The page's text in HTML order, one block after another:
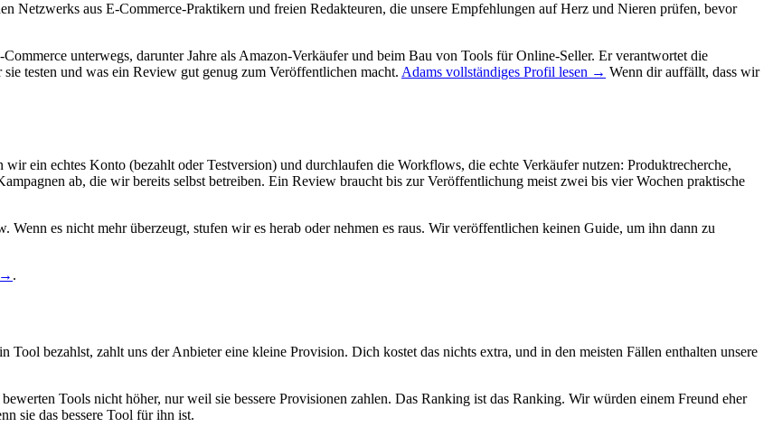
Netzwerks aus E-Commerce-Praktikern und freien Redakteuren, die unsere Empfehlungen auf Herz und Nieren prüfen, bevor
unterwegs, darunter Jahre als Amazon-Verkäufer und beim Bau von Tools für Online-Seller. Er verantwortet die
testen und was ein Review gut genug zum Veröffentlichen macht. Adams vollständiges Profil lesen → Wenn dir auffällt, dass wir
ein echtes Konto (bezahlt oder Testversion) und durchlaufen die Workflows, die echte Verkäufer nutzen: Produktrecherche,
ab, die wir bereits selbst betreiben. Ein Review braucht bis zur Veröffentlichung meist zwei bis vier Wochen praktische
es nicht mehr überzeugt, stufen wir es herab oder nehmen es raus. Wir veröffentlichen keinen Guide, um ihn dann zu
→ .
bezahlst, zahlt uns der Anbieter eine kleine Provision. Dich kostet das nichts extra, und in den meisten Fällen enthalten unsere
Tools nicht höher, nur weil sie bessere Provisionen zahlen. Das Ranking ist das Ranking. Wir würden einem Freund eher
sie das bessere Tool für ihn ist.